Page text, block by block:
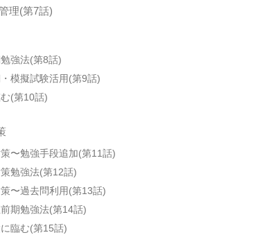
理(第7話)
強法(第8話)
模擬試験活用(第9話)
(第10話)
〜勉強手段追加(第11話)
勉強法(第12話)
〜過去問利用(第13話)
期勉強法(第14話)
臨む(第15話)